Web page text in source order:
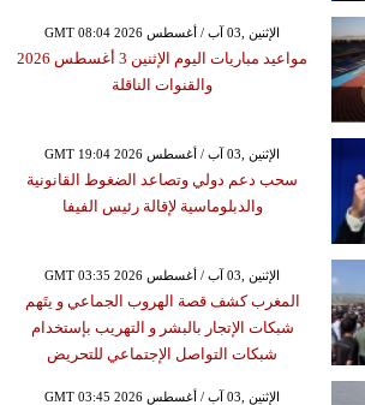
GMT 08:04 2026 الإثنين ,03 آب / أغسطس
مواعيد مباريات اليوم الإثنين 3 أغسطس 2026
والقنوات الناقلة
GMT 19:04 2026 الإثنين ,03 آب / أغسطس
سحب دعم دولي وتصاعد الضغوط القانونية
والدبلوماسية لإقالة رئيس الفيفا
GMT 03:35 2026 الإثنين ,03 آب / أغسطس
المغرب كشف قصة الهروب الجماعي و يتَهم
شبكات الإتجار بالبشر و التهريب بإستخدام
شبكات التواصل الإجتماعي للتحريض
GMT 03:45 2026 الإثنين ,03 آب / أغسطس